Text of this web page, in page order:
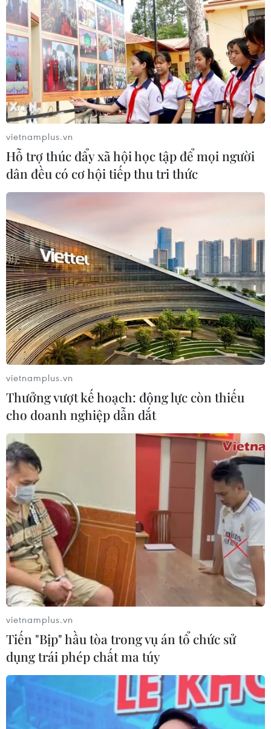
vietnamplus.vn
Hỗ trợ thúc đẩy xã hội học tập để mọi người
dân đều có cơ hội tiếp thu tri thức
vietnamplus.vn
Thưởng vượt kế hoạch: động lực còn thiếu
cho doanh nghiệp dẫn dắt
vietnamplus.vn
Tiến "Bịp" hầu tòa trong vụ án tổ chức sử
dụng trái phép chất ma túy